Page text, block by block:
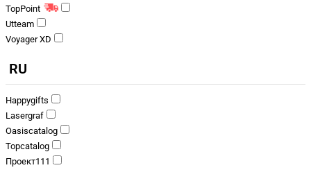
TopPoint
Utteam
Voyager XD
RU
Happygifts
Lasergraf
Oasiscatalog
Topcatalog
Проект111